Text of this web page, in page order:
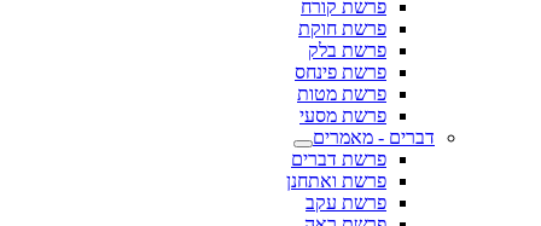
פרשת קורח
פרשת חוקת
פרשת בלק
פרשת פינחס
פרשת מטות
פרשת מסעי
דברים - מאמרים
פרשת דברים
פרשת ואתחנן
פרשת עקב